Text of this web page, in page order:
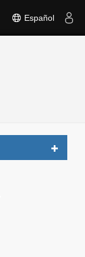
Español
Toggle